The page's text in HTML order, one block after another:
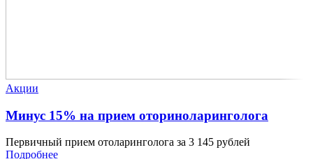
Акции
Минус 15% на прием оториноларинголога
Первичный прием отоларинголога за 3 145 рублей
Подробнее